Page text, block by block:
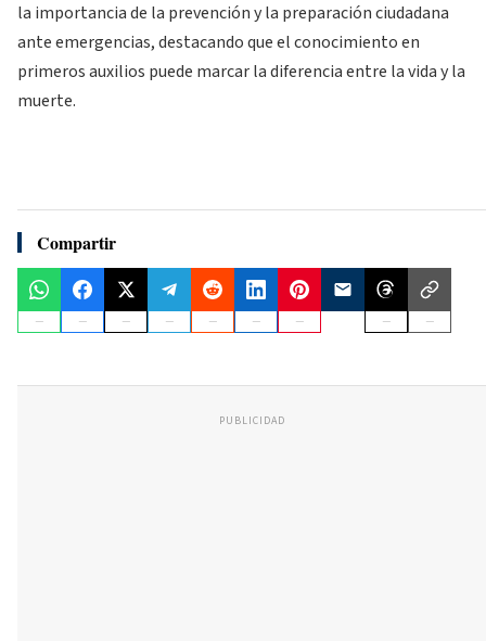
la importancia de la prevención y la preparación ciudadana
ante emergencias, destacando que el conocimiento en
primeros auxilios puede marcar la diferencia entre la vida y la
muerte.
Compartir
PUBLICIDAD